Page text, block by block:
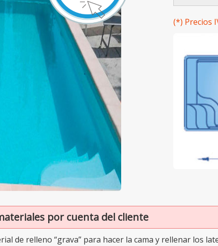
(*) Precios
por cuenta del cliente
de relleno “grava” para hacer la cama y rellenar los